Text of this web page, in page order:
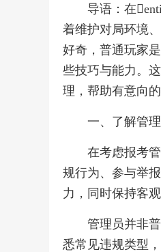
导语：在
着维护对局环境
好奇，普通玩家
些技巧与能力。
理，帮助有意向
一、了解管
在考虑报考
规行为、参与举
力，同时保持客
管理员并非
悉常见违规类型